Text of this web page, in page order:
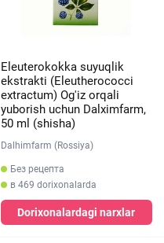
Eleuterokokka suyuqlik
ekstrakti (Eleutherococci
extractum) Og'iz orqali
yuborish uchun Dalximfarm,
50 ml (shisha)
Dalhimfarm (Rossiya)
Без рецепта
в 469 dorixonalarda
Dorixonalardagi narxlar